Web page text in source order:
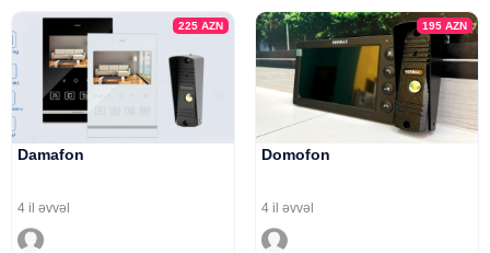
225AZN
Damafon
4 il əvvəl
195 AZN
Domofon
4 il əvvəl